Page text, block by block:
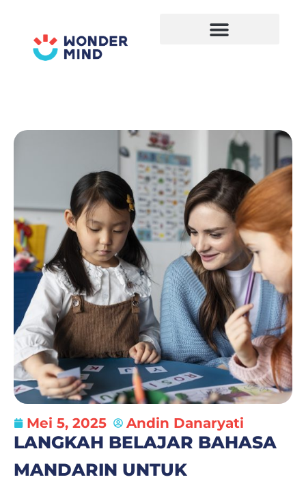
Mei 5, 2025 Andin Danaryati
LANGKAH BELAJAR BAHASA
MANDARIN UNTUK